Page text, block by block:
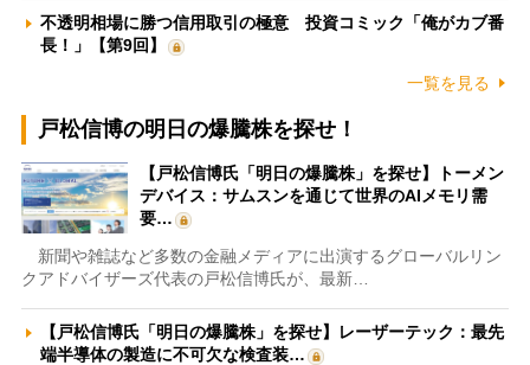
不透明相場に勝つ信用取引の極意 投資コミック「俺がカブ番
長！」【第9回】
一覧を見る
戸松信博の明日の爆騰株を探せ！
【戸松信博氏「明日の爆騰株」を探せ】トーメン
デバイス：サムスンを通じて世界のAIメモリ需
要…
新聞や雑誌など多数の金融メディアに出演するグローバルリン
クアドバイザーズ代表の戸松信博氏が、最新…
【戸松信博氏「明日の爆騰株」を探せ】レーザーテック：最先
端半導体の製造に不可欠な検査装…